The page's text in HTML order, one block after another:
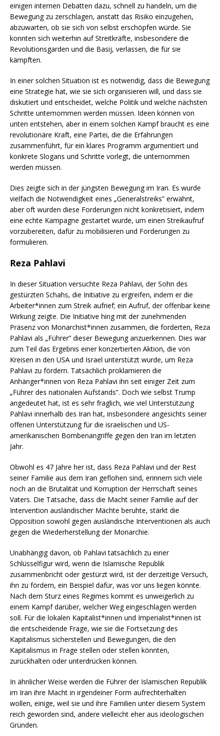
einigen internen Debatten dazu, schnell zu handeln, um die
Bewegung zu zerschlagen, anstatt das Risiko einzugehen,
abzuwarten, ob sie sich von selbst erschöpfen würde. Sie
konnten sich weiterhin auf Streitkräfte, insbesondere die
Revolutionsgarden und die Basij, verlassen, die für sie
kämpften.
In einer solchen Situation ist es notwendig, dass die Bewegung
eine Strategie hat, wie sie sich organisieren will, und dass sie
diskutiert und entscheidet, welche Politik und welche nächsten
Schritte unternommen werden müssen. Ideen können von
unten entstehen, aber in einem solchen Kampf braucht es eine
revolutionäre Kraft, eine Partei, die die Erfahrungen
zusammenführt, für ein klares Programm argumentiert und
konkrete Slogans und Schritte vorlegt, die unternommen
werden müssen.
Dies zeigte sich in der jüngsten Bewegung im Iran. Es wurde
vielfach die Notwendigkeit eines „Generalstreiks” erwähnt,
aber oft wurden diese Forderungen nicht konkretisiert, indem
eine echte Kampagne gestartet wurde, um einen Streikaufruf
vorzubereiten, dafür zu mobilisieren und Forderungen zu
formulieren.
Reza Pahlavi
In dieser Situation versuchte Reza Pahlavi, der Sohn des
gestürzten Schahs, die Initiative zu ergreifen, indem er die
Arbeiter*innen zum Streik aufrief; ein Aufruf, der offenbar keine
Wirkung zeigte. Die Initiative hing mit der zunehmenden
Präsenz von Monarchist*innen zusammen, die forderten, Reza
Pahlavi als „Führer” dieser Bewegung anzuerkennen. Dies war
zum Teil das Ergebnis einer konzertierten Aktion, die von
Kreisen in den USA und Israel unterstützt wurde, um Reza
Pahlavi zu fördern. Tatsächlich proklamieren die
Anhänger*innen von Reza Pahlavi ihn seit einiger Zeit zum
„Führer des nationalen Aufstands”. Doch wie selbst Trump
angedeutet hat, ist es sehr fraglich, wie viel Unterstützung
Pahlavi innerhalb des Iran hat, insbesondere angesichts seiner
offenen Unterstützung für die israelischen und US-
amerikanischen Bombenangriffe gegen den Iran im letzten
Jahr.
Obwohl es 47 Jahre her ist, dass Reza Pahlavi und der Rest
seiner Familie aus dem Iran geflohen sind, erinnern sich viele
noch an die Brutalität und Korruption der Herrschaft seines
Vaters. Die Tatsache, dass die Macht seiner Familie auf der
Intervention ausländischer Mächte beruhte, stärkt die
Opposition sowohl gegen ausländische Interventionen als auch
gegen die Wiederherstellung der Monarchie.
Unabhängig davon, ob Pahlavi tatsächlich zu einer
Schlüsselfigur wird, wenn die Islamische Republik
zusammenbricht oder gestürzt wird, ist der derzeitige Versuch,
ihn zu fördern, ein Beispiel dafür, was vor uns liegen könnte.
Nach dem Sturz eines Regimes kommt es unweigerlich zu
einem Kampf darüber, welcher Weg eingeschlagen werden
soll. Für die lokalen Kapitalist*innen und Imperialist*innen ist
die entscheidende Frage, wie sie die Fortsetzung des
Kapitalismus sicherstellen und Bewegungen, die den
Kapitalismus in Frage stellen oder stellen könnten,
zurückhalten oder unterdrücken können.
In ähnlicher Weise werden die Führer der Islamischen Republik
im Iran ihre Macht in irgendeiner Form aufrechterhalten
wollen, einige, weil sie und ihre Familien unter diesem System
reich geworden sind, andere vielleicht eher aus ideologischen
Gründen.